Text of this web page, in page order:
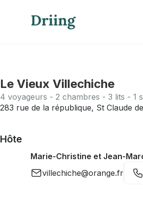
Le Vieux Villechiche
4 voyageurs - 2 chambres - 3 lits - 1
283 rue de la république, St Claude
Hôte
Marie-Christine et Jean-
villechiche@orange.fr